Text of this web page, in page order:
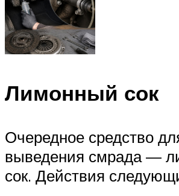
Лимонный сок
Очередное средство
выведения смрада —
сок. Действия